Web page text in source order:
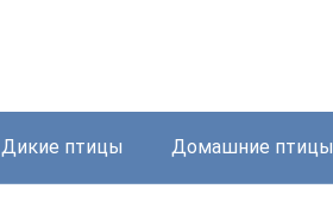
Дикие птицы Домашние птицы